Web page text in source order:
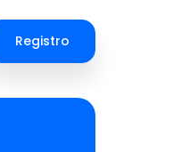
Registro